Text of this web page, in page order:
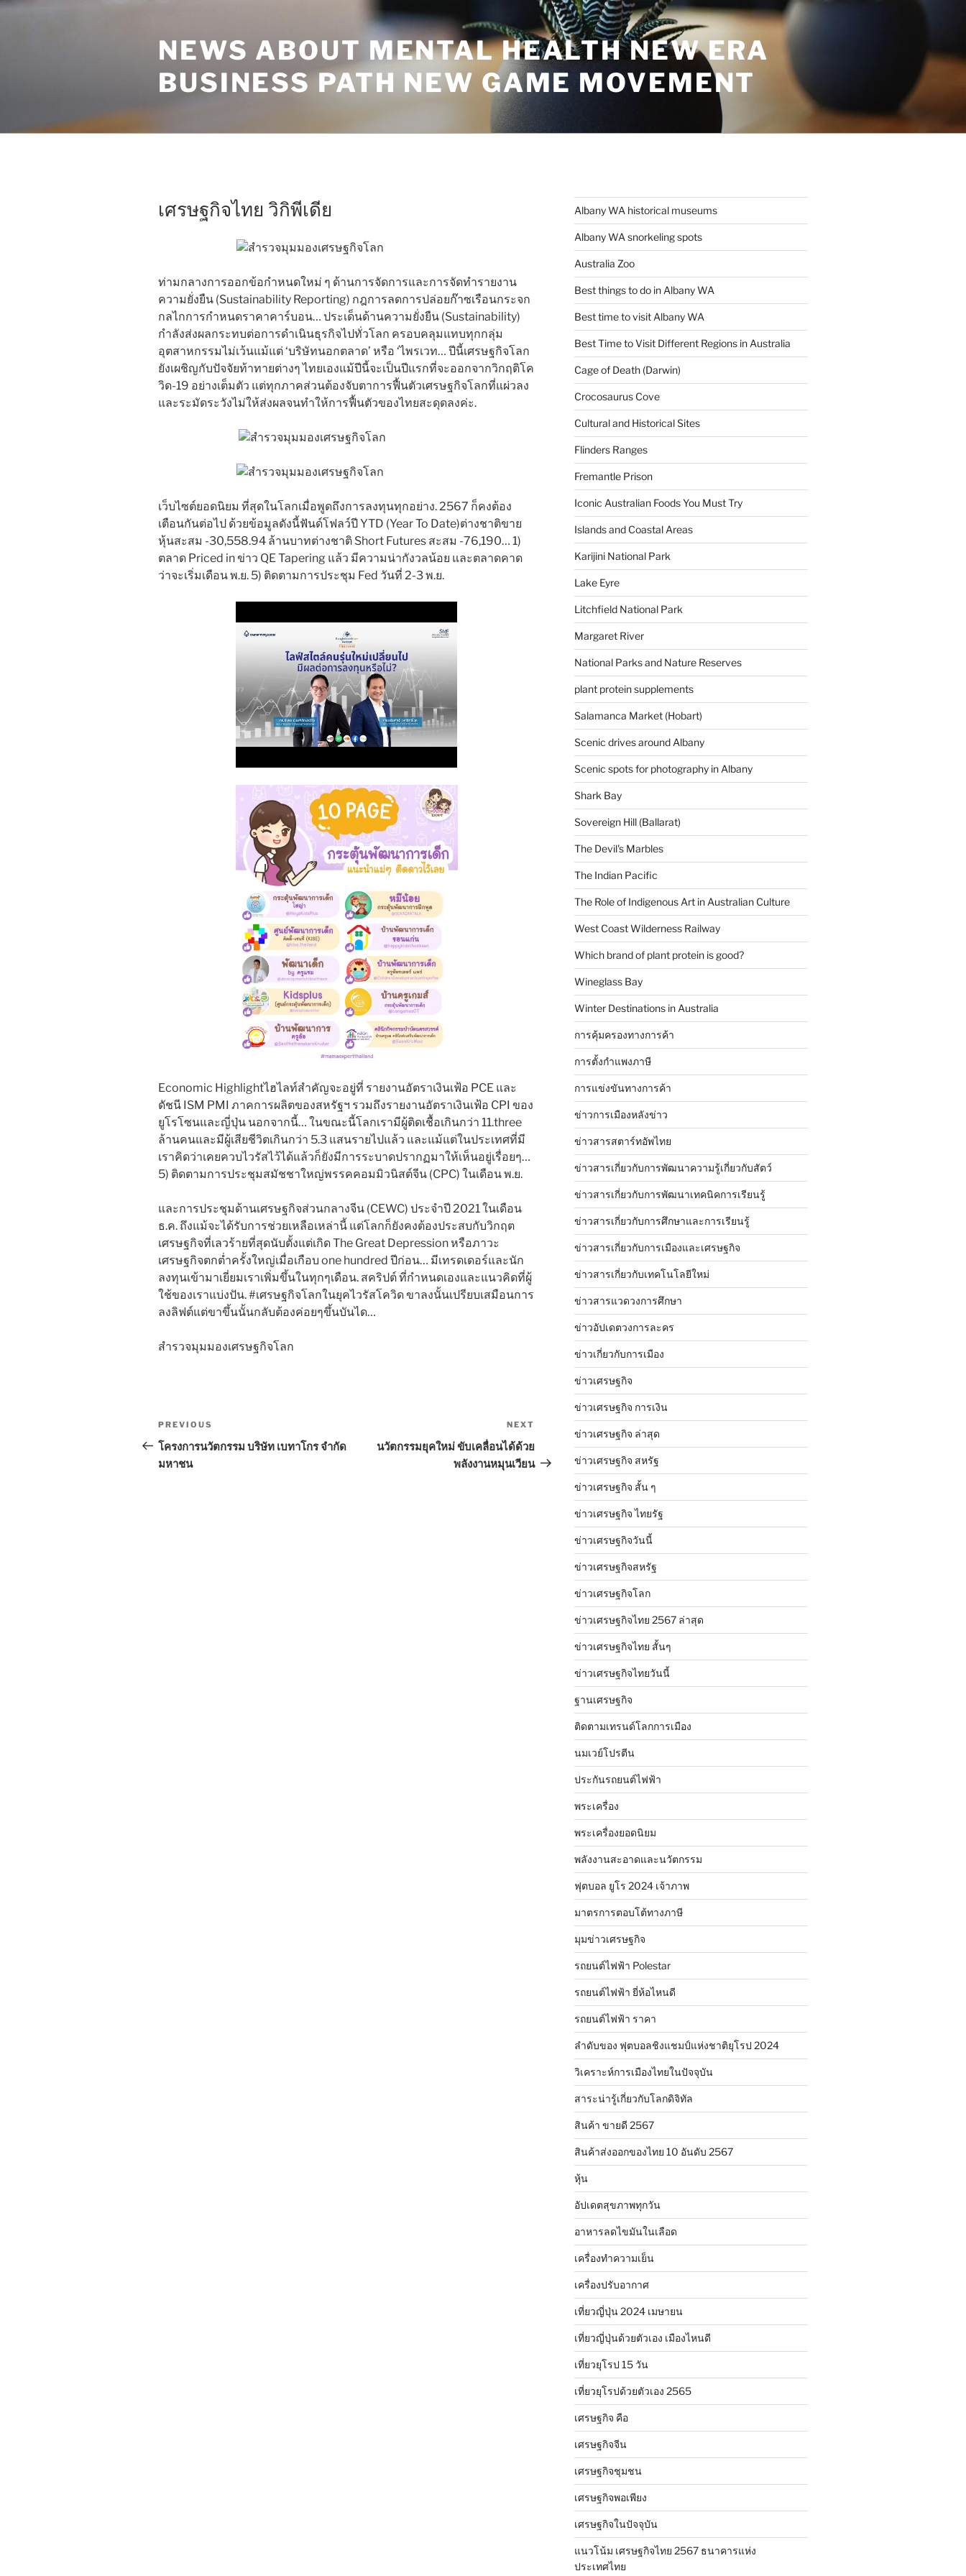
Skip
NEWS ABOUT MENTAL HEALTH NEW ERA
BUSINESS PATH NEW GAME MOVEMENT
เศรษฐกิจไทย วิกิพีเดีย
ท่ามกลางการออกข้อกำหนดใหม่ ๆ ด้านการจัดการและการจัดทำรายงาน
ความยั่งยืน (Sustainability Reporting) กฎการลดการปล่อยก๊าซเรือนกระจก
กลไกการกำหนดราคาคาร์บอน… ประเด็นด้านความยั่งยืน (Sustainability)
กำลังส่งผลกระทบต่อการดำเนินธุรกิจไปทั่วโลก ครอบคลุมแทบทุกกลุ่ม
อุตสาหกรรมไม่เว้นแม้แต่ ‘บริษัทนอกตลาด’ หรือ ‘ไพรเวท… ปีนี้เศรษฐกิจโลก
ยังเผชิญกับปัจจัยท้าทายต่างๆ ไทยเองแม้ปีนี้จะเป็นปีแรกที่จะออกจากวิกฤติโค
วิด-19 อย่างเต็มตัว แต่ทุกภาคส่วนต้องจับตาการฟื้นตัวเศรษฐกิจโลกที่แผ่วลง
และระมัดระวังไม่ให้ส่งผลจนทำให้การฟื้นตัวของไทยสะดุดลงค่ะ.
เว็บไซต์ยอดนิยม ที่สุดในโลกเมื่อพูดถึงการลงทุนทุกอย่าง. 2567 ก็คงต้อง
เตือนกันต่อไป ด้วยข้อมูลดังนี้ฟันด์โฟลว์ปี YTD (Year To Date)ต่างชาติขาย
หุ้นสะสม -30,558.94 ล้านบาทต่างชาติ Short Futures สะสม -76,190… 1)
ตลาด Priced in ข่าว QE Tapering แล้ว มีความน่ากังวลน้อย และตลาดคาด
ว่าจะเริ่มเดือน พ.ย. 5) ติดตามการประชุม Fed วันที่ 2-3 พ.ย.
Economic Highlightไฮไลท์สำคัญจะอยู่ที่ รายงานอัตราเงินเฟ้อ PCE และ
ดัชนี ISM PMI ภาคการผลิตของสหรัฐฯ รวมถึงรายงานอัตราเงินเฟ้อ CPI ของ
ยูโรโซนและญี่ปุ่น นอกจากนี้… ในขณะนี้โลกเรามีผู้ติดเชื้อเกินกว่า 11.three
ล้านคนและมีผู้เสียชีวิตเกินกว่า 5.3 แสนรายไปแล้ว และแม้แต่ในประเทศที่มี
เราคิดว่าเคยควบไวรัสไว้ได้แล้วก็ยังมีการระบาดปรากฏมาให้เห็นอยู่เรื่อยๆ…
5) ติดตามการประชุมสมัชชาใหญ่พรรคคอมมิวนิสต์จีน (CPC) ในเดือน พ.ย.
และการประชุมด้านเศรษฐกิจส่วนกลางจีน (CEWC) ประจำปี 2021 ในเดือน
ธ.ค. ถึงแม้จะได้รับการช่วยเหลือเหล่านี้ แต่โลกก็ยังคงต้องประสบกับวิกฤต
เศรษฐกิจที่เลวร้ายที่สุดนับตั้งแต่เกิด The Great Depression หรือภาวะ
เศรษฐกิจตกต่ำครั้งใหญ่เมื่อเกือบ one hundred ปีก่อน… มีเทรดเดอร์และนัก
ลงทุนเข้ามาเยี่ยมเราเพิ่มขึ้นในทุกๆเดือน. สคริปต์ ที่กำหนดเองและแนวคิดที่ผู้
ใช้ของเราแบ่งปัน. #เศรษฐกิจโลกในยุคไวรัสโควิด ขาลงนั้นเปรียบเสมือนการ
ลงลิฟต์แต่ขาขึ้นนั้นกลับต้องค่อยๆขึ้นบันได…
สำรวจมุมมองเศรษฐกิจโลก
Post
navigation
Previous
Post
PREVIOUS
โครงการนวัตกรรม บริษัท เบทาโกร จำกัด
มหาชน
Post
NEXT
นวัตกรรมยุคใหม่ ขับเคลื่อนได้ด้วย
พลังงานหมุนเวียน
Albany WA historical museums
Albany WA snorkeling spots
Australia Zoo
Best things to do in Albany WA
Best time to visit Albany WA
Best Time to Visit Different Regions in Australia
Cage of Death (Darwin)
Crocosaurus Cove
Cultural and Historical Sites
Flinders Ranges
Fremantle Prison
Iconic Australian Foods You Must Try
Islands and Coastal Areas
Karijini National Park
Lake Eyre
Litchfield National Park
Margaret River
National Parks and Nature Reserves
plant protein supplements
Salamanca Market (Hobart)
Scenic drives around Albany
Scenic spots for photography in Albany
Shark Bay
Sovereign Hill (Ballarat)
The Devil's Marbles
The Indian Pacific
The Role of Indigenous Art in Australian Culture
West Coast Wilderness Railway
Which brand of plant protein is good?
Wineglass Bay
Winter Destinations in Australia
การคุ้มครองทางการค้า
การตั้งกำแพงภาษี
การแข่งขันทางการค้า
ข่าวการเมืองหลังข่าว
ข่าวสารสตาร์ทอัพไทย
ข่าวสารเกี่ยวกับการพัฒนาความรู้เกี่ยวกับสัตว์
ข่าวสารเกี่ยวกับการพัฒนาเทคนิคการเรียนรู้
ข่าวสารเกี่ยวกับการศึกษาและการเรียนรู้
ข่าวสารเกี่ยวกับการเมืองและเศรษฐกิจ
ข่าวสารเกี่ยวกับเทคโนโลยีใหม่
ข่าวสารแวดวงการศึกษา
ข่าวอัปเดตวงการละคร
ข่าวเกี่ยวกับการเมือง
ข่าวเศรษฐกิจ
ข่าวเศรษฐกิจ การเงิน
ข่าวเศรษฐกิจ ล่าสุด
ข่าวเศรษฐกิจ สหรัฐ
ข่าวเศรษฐกิจ สั้น ๆ
ข่าวเศรษฐกิจ ไทยรัฐ
ข่าวเศรษฐกิจวันนี้
ข่าวเศรษฐกิจสหรัฐ
ข่าวเศรษฐกิจโลก
ข่าวเศรษฐกิจไทย 2567 ล่าสุด
ข่าวเศรษฐกิจไทย สั้นๆ
ข่าวเศรษฐกิจไทยวันนี้
ฐานเศรษฐกิจ
ติดตามเทรนด์โลกการเมือง
นมเวย์โปรตีน
ประกันรถยนต์ไฟฟ้า
พระเครื่อง
พระเครื่องยอดนิยม
พลังงานสะอาดและนวัตกรรม
ฟุตบอล ยูโร 2024 เจ้าภาพ
มาตรการตอบโต้ทางภาษี
มุมข่าวเศรษฐกิจ
รถยนต์ไฟฟ้า Polestar
รถยนต์ไฟฟ้า ยี่ห้อไหนดี
รถยนต์ไฟฟ้า ราคา
ลำดับของ ฟุตบอลชิงแชมป์แห่งชาติยุโรป 2024
วิเคราะห์การเมืองไทยในปัจจุบัน
สาระน่ารู้เกี่ยวกับโลกดิจิทัล
สินค้า ขายดี 2567
สินค้าส่งออกของไทย 10 อันดับ 2567
หุ้น
อัปเดตสุขภาพทุกวัน
อาหารลดไขมันในเลือด
เครื่องทำความเย็น
เครื่องปรับอากาศ
เที่ยวญี่ปุ่น 2024 เมษายน
เที่ยวญี่ปุ่นด้วยตัวเอง เมืองไหนดี
เที่ยวยุโรป 15 วัน
เที่ยวยุโรปด้วยตัวเอง 2565
เศรษฐกิจ คือ
เศรษฐกิจจีน
เศรษฐกิจชุมชน
เศรษฐกิจพอเพียง
เศรษฐกิจในปัจจุบัน
แนวโน้ม เศรษฐกิจไทย 2567 ธนาคารแห่ง
ประเทศไทย